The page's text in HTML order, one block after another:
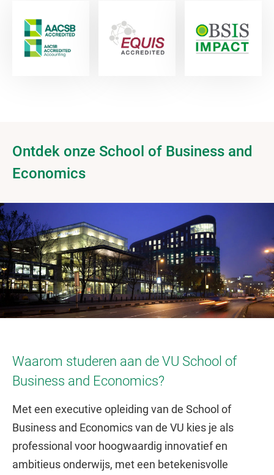
Ontdek onze School of Business and
Economics
Waarom studeren aan de VU School of
Business and Economics?
Met een executive opleiding van de School of
Business and Economics van de VU kies je als
professional voor hoogwaardig innovatief en
ambitieus onderwijs, met een betekenisvolle